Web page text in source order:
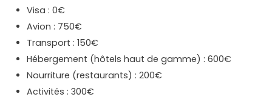
Visa : 0€
Avion : 750€
Transport : 150€
Hébergement (hôtels haut de gamme) : 600€
Nourriture (restaurants) : 200€
Activités : 300€